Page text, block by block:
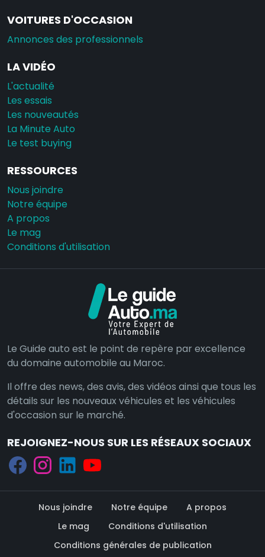
VOITURES D'OCCASION
Annonces des professionnels
LA VIDÉO
L'actualité
Les essais
Les nouveautés
La Minute Auto
Le test buying
RESSOURCES
Nous joindre
Notre équipe
A propos
Le mag
Conditions d'utilisation
Le Guide auto est le point de repère par excellence
du domaine automobile au Maroc.
Il offre des news, des avis, des vidéos ainsi que tous les
détails sur les nouveaux véhicules et les véhicules
d'occasion sur le marché.
REJOIGNEZ-NOUS SUR LES RÉSEAUX SOCIAUX
Nous joindre Notre équipe
A propos
Le mag
Conditions d'utilisation
Conditions générales de publication